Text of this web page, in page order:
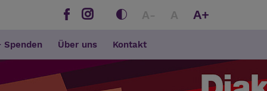
A- A A+
Spenden Über uns Kontakt